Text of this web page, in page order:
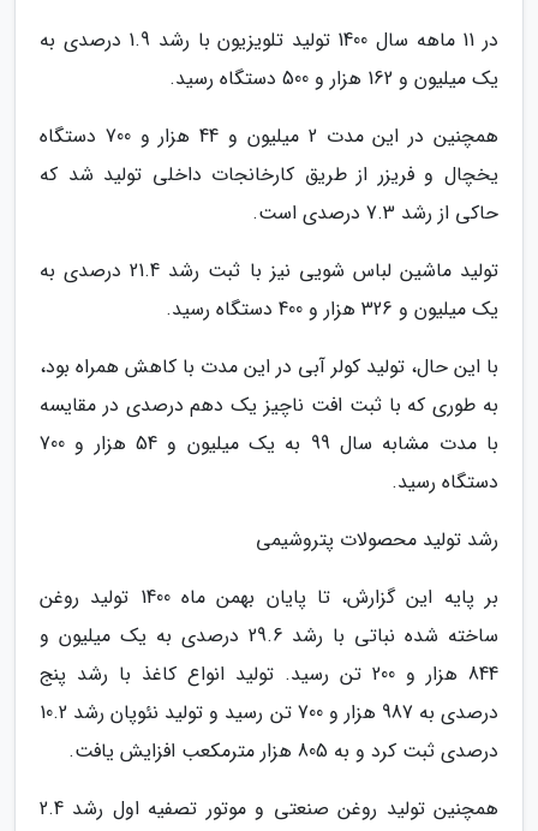
در 11 ماهه سال 1400 تولید تلویزیون با رشد 1.9 درصدی به
یک میلیون و 162 هزار و 500 دستگاه رسید.
همچنین در این مدت 2 میلیون و 44 هزار و 700 دستگاه
یخچال و فریزر از طریق کارخانجات داخلی تولید شد که
حاکی از رشد 7.3 درصدی است.
تولید ماشین لباس شویی نیز با ثبت رشد 21.4 درصدی به
یک میلیون و 326 هزار و 400 دستگاه رسید.
با این حال، تولید کولر آبی در این مدت با کاهش همراه بود،
به طوری که با ثبت افت ناچیز یک دهم درصدی در مقایسه
با مدت مشابه سال 99 به یک میلیون و 54 هزار و 700
دستگاه رسید.
رشد تولید محصولات پتروشیمی
بر پایه این گزارش، تا پایان بهمن ماه 1400 تولید روغن
ساخته شده نباتی با رشد 29.6 درصدی به یک میلیون و
844 هزار و 200 تن رسید. تولید انواع کاغذ با رشد پنج
درصدی به 987 هزار و 700 تن رسید و تولید نئوپان رشد 10.2
درصدی ثبت کرد و به 805 هزار مترمکعب افزایش یافت.
همچنین تولید روغن صنعتی و موتور تصفیه اول رشد 2.4